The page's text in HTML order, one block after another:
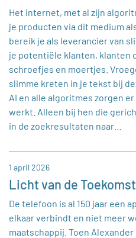
Het internet, met al zijn
je producten via dit medium
bereik je als leverancier van
je potentiële klanten, klanten
schroefjes en moertjes.
slimme kreten in je tekst bij
AI en alle algoritmes zorgen
werkt. Alleen bij hen die
in de zoekresultaten naar…
1 april 2026
Licht van de
De telefoon is al 150 jaar een
elkaar verbindt en niet meer
maatschappij. Toen Alexander